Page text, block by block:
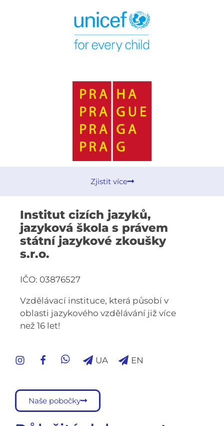
Zjistit více
Institut cizích jazyků,
jazyková škola s právem
státní jazykové zkoušky
s.r.o.
IČO: 03876527
Vzdělávací instituce, která působí v
oblasti jazykového vzdělávání již více
než 16 let!
UA EN
Naše pobočky